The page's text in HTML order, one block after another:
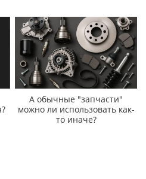
А обычные "запчасти"
можно ли использовать как-
то иначе?